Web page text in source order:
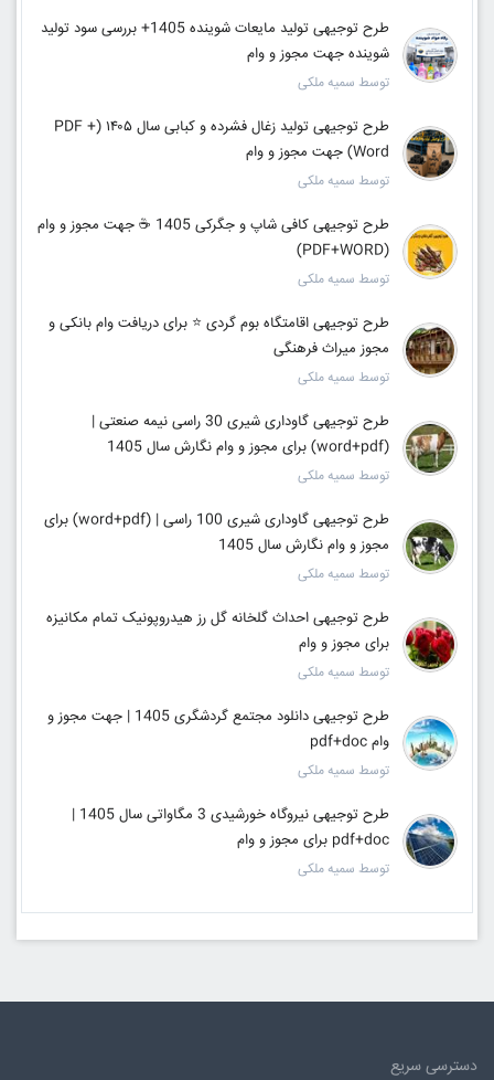
طرح توجیهی تولید مایعات شوینده 1405+ بررسی سود تولید
شوینده جهت مجوز و وام
توسط سمیه ملکی
طرح توجیهی تولید زغال فشرده و کبابی سال ۱۴۰۵ (PDF +
Word) جهت مجوز و وام
توسط سمیه ملکی
طرح توجیهی کافی شاپ و جگرکی 1405 ☕ جهت مجوز و وام
(PDF+WORD)
توسط سمیه ملکی
طرح توجیهی اقامتگاه بوم گردی ⭐ برای دریافت وام بانکی و
مجوز میراث فرهنگی
توسط سمیه ملکی
طرح توجیهی گاوداری شیری 30 راسی نیمه صنعتی |
(word+pdf) برای مجوز و وام نگارش سال 1405
توسط سمیه ملکی
طرح توجیهی گاوداری شیری 100 راسی | (word+pdf) برای
مجوز و وام نگارش سال 1405
توسط سمیه ملکی
طرح توجیهی احداث گلخانه گل رز هیدروپونیک تمام مکانیزه
برای مجوز و وام
توسط سمیه ملکی
طرح توجیهی دانلود مجتمع گردشگری 1405 | جهت مجوز و
وام pdf+doc
توسط سمیه ملکی
طرح توجیهی نيروگاه خورشيدی 3 مگاواتی سال 1405 |
pdf+doc برای مجوز و وام
توسط سمیه ملکی
دسترسی سریع